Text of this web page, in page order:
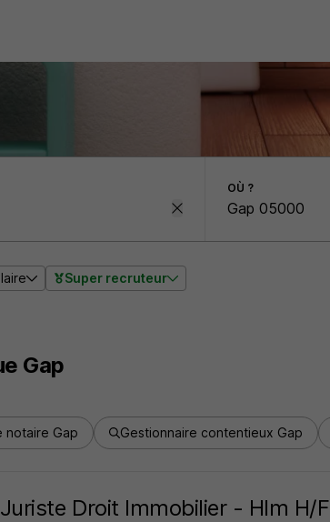
OÙ ?
Super recruteur
Gap
notaire Gap Gestionnaire contentieux Gap
Juriste Droit Immobilier - Hlm H/F